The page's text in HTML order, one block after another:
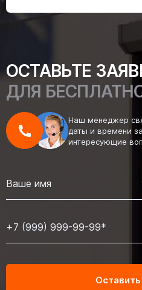
ОСТАВЬТЕ
ДЛЯ
Наш менеджер
даты и времени
интересующие